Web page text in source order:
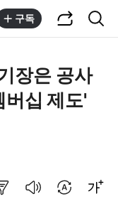
구독
장은 공사
십 제도'